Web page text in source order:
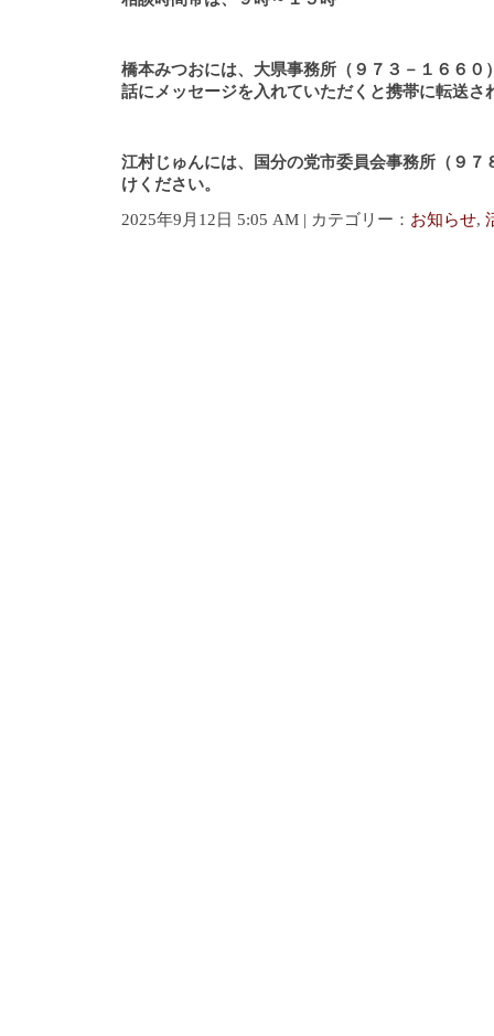
橋本みつおには、大県事務所（９７３－１６６０
話にメッセージを入れていただくと携帯に転送さ
江村じゅんには、国分の党市委員会事務所（９７
けください。
2025年9月12日 5:05 AM | カテゴリー： お知らせ,